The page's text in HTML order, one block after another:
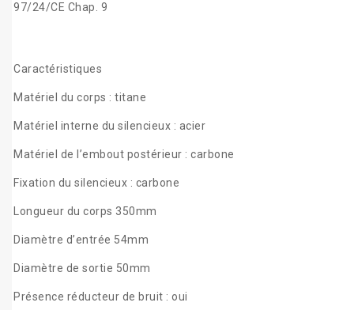
97/24/CE Chap. 9
Caractéristiques
Matériel du corps : titane
Matériel interne du silencieux : acier
Matériel de l’embout postérieur : carbone
Fixation du silencieux : carbone
Longueur du corps 350mm
Diamètre d’entrée 54mm
Diamètre de sortie 50mm
Présence réducteur de bruit : oui